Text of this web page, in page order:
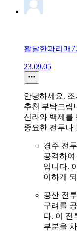
활달한파리매
23.09.05
안녕하세요.
추천 부탁드립
신라와 백제를
중요한 전투나
경주 전
공격하여
입니다.
이하게
공산 전
구려를
다. 이 전
부분을